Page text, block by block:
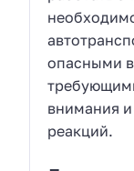
опасными
внимания
реакций.